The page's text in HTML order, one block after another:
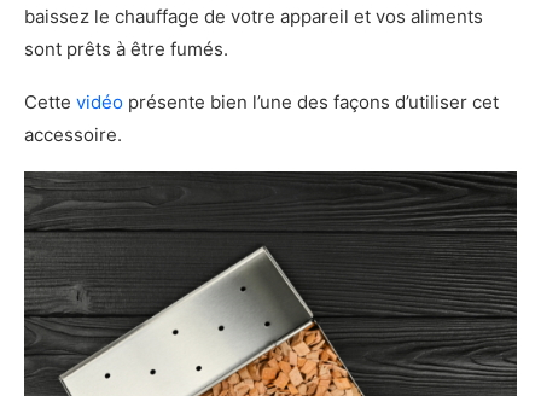
baissez le chauffage de votre appareil et vos aliments
sont prêts à être fumés.
Cette vidéo présente bien l’une des façons d’utiliser cet
accessoire.